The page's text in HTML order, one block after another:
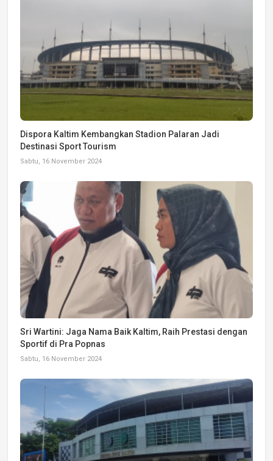
Dispora Kaltim Kembangkan Stadion Palaran Jadi
Destinasi Sport Tourism
Sabtu, 16 November 2024
Sri Wartini: Jaga Nama Baik Kaltim, Raih Prestasi dengan
Sportif di Pra Popnas
Sabtu, 16 November 2024